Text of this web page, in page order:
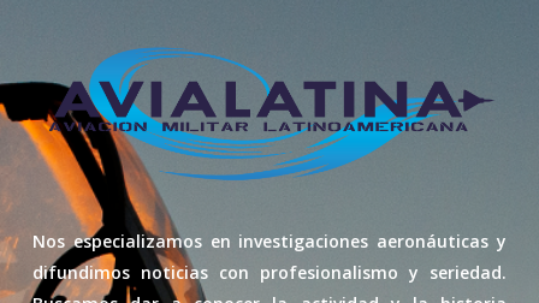
Nos especializamos en investigaciones aeronáuticas y
difundimos noticias con profesionalismo y seriedad.